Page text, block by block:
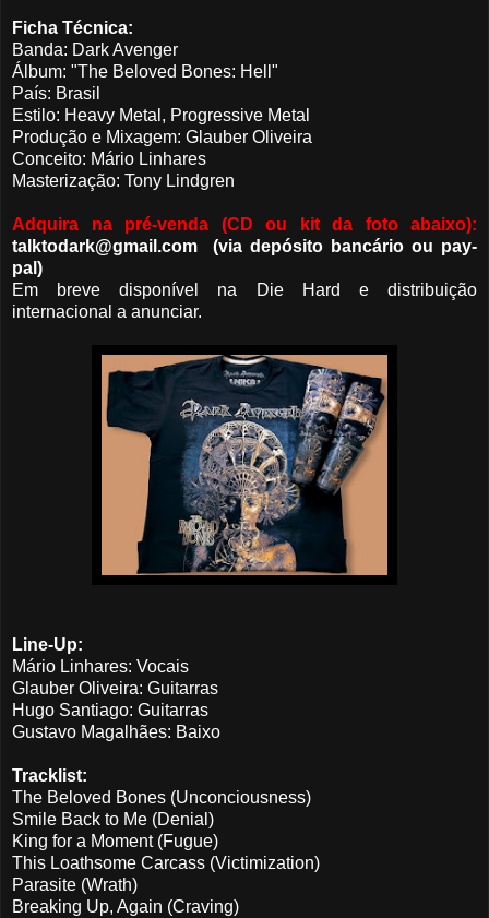
Ficha Técnica:
Banda: Dark Avenger
Álbum: "The Beloved Bones: Hell"
País: Brasil
Estilo: Heavy Metal, Progressive Metal
Produção e Mixagem: Glauber Oliveira
Conceito: Mário Linhares
Masterização: Tony Lindgren
Adquira na pré-venda (CD ou kit da foto abaixo):
talktodark@gmail.com (via depósito bancário ou pay-
pal)
Em breve disponível na Die Hard e distribuição
internacional a anunciar.
Line-Up:
Mário Linhares: Vocais
Glauber Oliveira: Guitarras
Hugo Santiago: Guitarras
Gustavo Magalhães: Baixo
Tracklist:
The Beloved Bones (Unconciousness)
Smile Back to Me (Denial)
King for a Moment (Fugue)
This Loathsome Carcass (Victimization)
Parasite (Wrath)
Breaking Up, Again (Craving)